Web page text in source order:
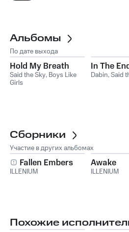
Альбомы
По дате выхода
Hold My Breath
Said the Sky, Boys Like
Girls
In The
Dabin,Said
Сборники
Участие в других альбомах
Fallen Embers
ILLENIUM
Awake
ILLENIUM
Похожие